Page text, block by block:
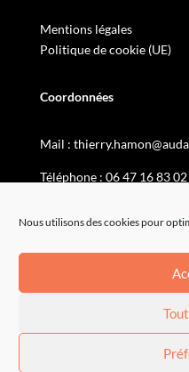
Nous utilisons des cookies pour
Mentions légales
Politique de cookie (UE)
Coordonnées
Mail :
Téléphone : 06 47 16 83 02